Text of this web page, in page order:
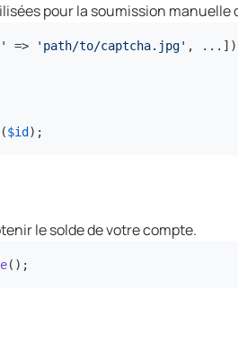
pour la soumission manuelle
=> 'path/to/captcha.jpg' ,
($id );
le solde de votre compte.
();